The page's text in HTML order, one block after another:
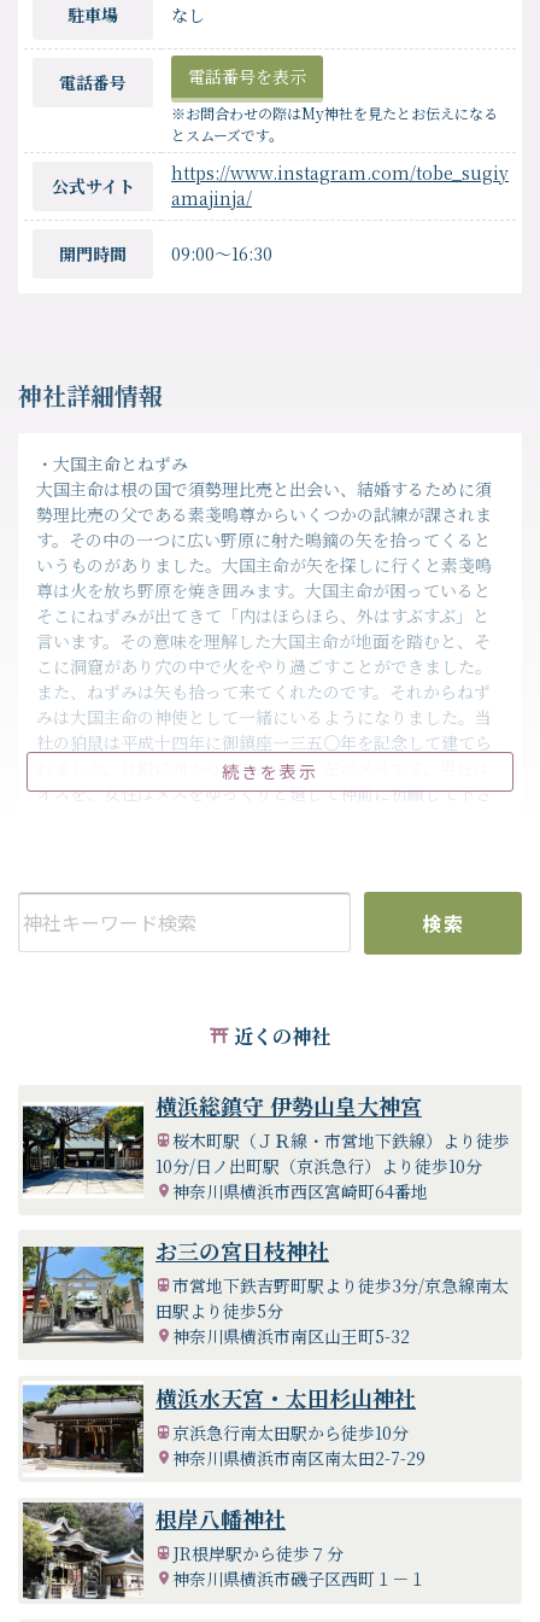
駐車場 なし
電話番号 電話番号を表示
※お問合わせの際はMy神社を見たとお伝えになる
とスムーズです。
公式サイト
https://www.instagram.com/tobe_sugiy
amajinja/
開門時間 09:00〜16:30
神社詳細情報
・大国主命とねずみ
大国主命は根の国で須勢理比売と出会い、結婚するために須
勢理比売の父である素戔嗚尊からいくつかの試練が課されま
す。その中の一つに広い野原に射た鳴鏑の矢を拾ってくると
いうものがありました。大国主命が矢を探しに行くと素戔嗚
尊は火を放ち野原を焼き囲みます。大国主命が困っていると
そこにねずみが出てきて「内はほらほら、外はすぶすぶ」と
言います。その意味を理解した大国主命が地面を踏むと、そ
こに洞窟があり穴の中で火をやり過ごすことができました。
また、ねずみは矢も拾って来てくれたのです。それからねず
みは大国主命の神使として一緒にいるようになりました。当
社の狛鼠は平成十四年に御鎮座一三五〇年を記念して建てら
れました。社殿に向かって右がオス、左がメスです。男性は
オスを、女性はメスをゆっくりと廻して神前に祈願して下さ
神社創建以来、戸部各地域の集落毎に祀られていた大小の社
がありましたが、横浜の都市化につれて杉山神社境内に遷ら
・おしゃもじ様のはなし
鎌倉時代のはじめ、源頼朝公は戸部の辺りまで馬を走らせて
来て、現在のくらやみ坂で食事をとりました。その際にご飯
を盛ったしゃもじを土に挿し鎌倉に帰りました。
その後不思議なことに、そのしゃもじから芽が吹出し、村人
たのです。しゃもじはご飯をよそうもので、ご飯を食べると
のどが開き、のどが開けば咳が止まると百日咳を治す、咳止
めの御利益があると云われています。
ご由緒
当神社は、白鳳三年弥生二十日、出雲大社の御分霊を勧請
す。武相の地杉山神社多きも、延喜式内の杉山神社は当社な
りと云伝ふ。当神社の効顕の著しきを以て各近隣に杉山社の
名称多くなれとも云ふ。古くより武蔵国戸部村の鎮守にして
当地開拓の祖神なり。
歴代の国守、地頭、代官等の尊信甚だ厚く、幕府よりは、
御朱印を附与しあり。御祭神は天孫降臨以前に己に国土開拓
経営に威霊を発揮せられ給ふ。即ち日本最初の神社祭神な
り。貧賤病弱を救癒し産業を授けて富益を増し、医薬の道を
続きを表示
検索
近くの神社
横浜総鎮守 伊勢山皇大神宮
桜木町駅（ＪＲ線・市営地下鉄線）より徒歩
10分/日ノ出町駅（京浜急行）より徒歩10分
神奈川県横浜市西区宮崎町64番地
お三の宮日枝神社
市営地下鉄吉野町駅より徒歩3分/京急線南太
田駅より徒歩5分
神奈川県横浜市南区山王町5-32
横浜水天宮・太田杉山神社
京浜急行南太田駅から徒歩10分
神奈川県横浜市南区南太田2-7-29
根岸八幡神社
JR根岸駅から徒歩７分
神奈川県横浜市磯子区西町１－１